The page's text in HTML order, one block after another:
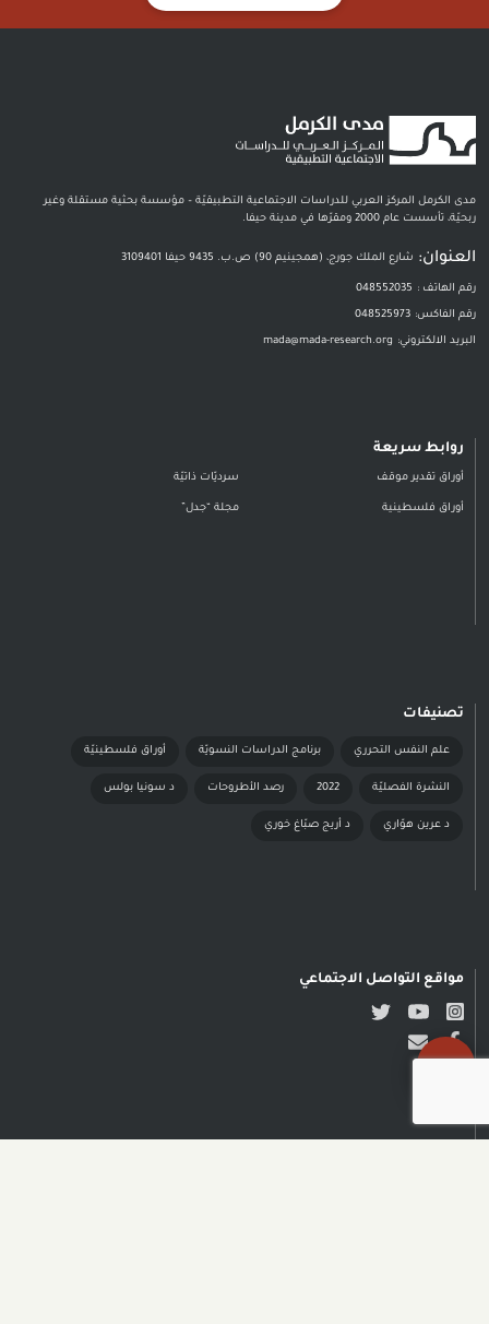
مدى الكرمل المركز العربي للدراسات الاجتماعية التطبيقيّة – مؤسسة بحثية مستقلة وغير
ربحيّة، تأسست عام 2000 ومقرّها في مدينة حيفا.
العنوان: شارع الملك جورج، (همجينيم 90) ص.ب. 9435 حيفا 3109401
رقم الهاتف : 048552035
رقم الفاكس: 048525973
البريد الالكتروني: mada@mada-research.org
روابط سريعة
أوراق تقدير موقف سرديّات ذاتيّة
أوراق فلسطينية مجلة “جدل”
تصنيفات
علم النفس التحرري برنامج الدراسات النسويّة أوراق فلسطينيّة
النشرة الفصليّة 2022 رصد الأطروحات د سونيا بولس
د عرين هوّاري د أريج صبّاغ خوري
مواقع التواصل الاجتماعي